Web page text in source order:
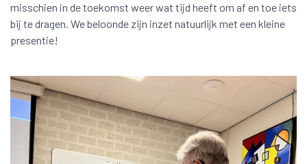
misschien in de toekomst weer wat tijd heeft om af en toe iets
bij te dragen. We beloonde zijn inzet natuurlijk met een kleine
presentie!